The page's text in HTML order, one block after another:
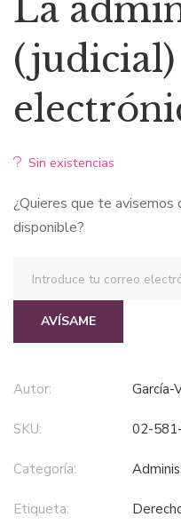
original
era:
$45,22.
La
(judicial)
Sin existencias
¿Quieres que te
disponible?
AVÍSAME
Autor:
SKU: 02-
Categoría:
Etiqueta: